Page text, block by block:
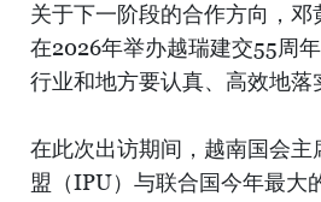
关于下一阶段的合作方向，
在2026年举办越瑞建交55周
行业和地方要认真、高效地
在此次出访期间，越南国会
盟（IPU）与联合国今年最大